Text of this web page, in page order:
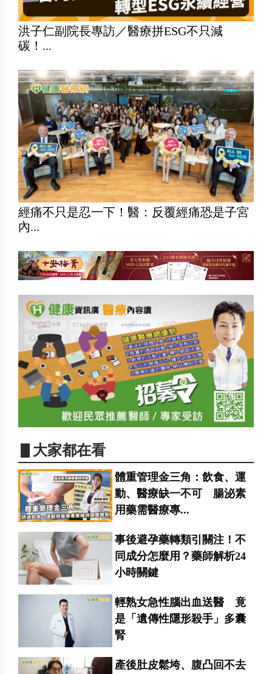
洪子仁副院長專訪／醫療拼ESG不只減
碳！...
經痛不只是忍一下！醫：反覆經痛恐是子宮
內...
▋大家都在看
體重管理金三角：飲食、運
動、醫療缺一不可 腸泌素
用藥需醫療專...
事後避孕藥轉類引關注！不
同成分怎麼用？藥師解析24
小時關鍵
輕熟女急性腦出血送醫 竟
是「遺傳性隱形殺手」多囊
腎
產後肚皮鬆垮、腹凸回不去